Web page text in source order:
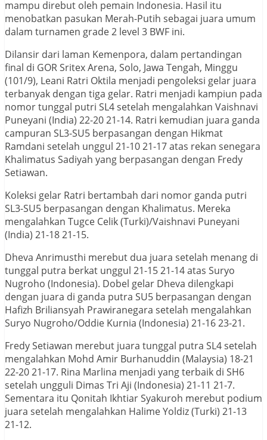
mampu direbut oleh pemain Indonesia. Hasil itu
menobatkan pasukan Merah-Putih sebagai juara umum
dalam turnamen grade 2 level 3 BWF ini.
Dilansir dari laman Kemenpora, dalam pertandingan
final di GOR Sritex Arena, Solo, Jawa Tengah, Minggu
(101/9), Leani Ratri Oktila menjadi pengoleksi gelar juara
terbanyak dengan tiga gelar. Ratri menjadi kampiun pada
nomor tunggal putri SL4 setelah mengalahkan Vaishnavi
Puneyani (India) 22-20 21-14. Ratri kemudian juara ganda
campuran SL3-SU5 berpasangan dengan Hikmat
Ramdani setelah unggul 21-10 21-17 atas rekan senegara
Khalimatus Sadiyah yang berpasangan dengan Fredy
Setiawan.
Koleksi gelar Ratri bertambah dari nomor ganda putri
SL3-SU5 berpasangan dengan Khalimatus. Mereka
mengalahkan Tugce Celik (Turki)/Vaishnavi Puneyani
(India) 21-18 21-15.
Dheva Anrimusthi merebut dua juara setelah menang di
tunggal putra berkat unggul 21-15 21-14 atas Suryo
Nugroho (Indonesia). Dobel gelar Dheva dilengkapi
dengan juara di ganda putra SU5 berpasangan dengan
Hafizh Briliansyah Prawiranegara setelah mengalahkan
Suryo Nugroho/Oddie Kurnia (Indonesia) 21-16 23-21.
Fredy Setiawan merebut juara tunggal putra SL4 setelah
mengalahkan Mohd Amir Burhanuddin (Malaysia) 18-21
22-20 21-17. Rina Marlina menjadi yang terbaik di SH6
setelah ungguli Dimas Tri Aji (Indonesia) 21-11 21-7.
Sementara itu Qonitah Ikhtiar Syakuroh merebut podium
juara setelah mengalahkan Halime Yoldiz (Turki) 21-13
21-12.